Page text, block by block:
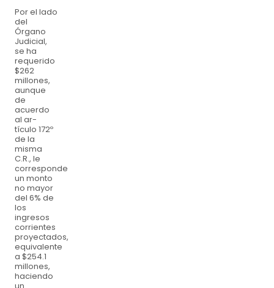
Por el lado
del
Órgano
Judicial,
se ha
requerido
$262
millones,
aunque
de
acuerdo
al ar-
tículo 172º
de la
misma
C.R., le
corresponde
un monto
no mayor
del 6% de
los
ingresos
corrientes
proyectados,
equivalente
a $254.1
millones,
haciendo